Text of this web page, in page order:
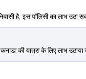
है, इस पॉलिसी का लाभ उठा
की यात्रा के लिए लाभ